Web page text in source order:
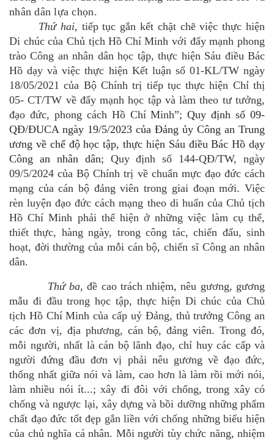
nhân dân lựa chọn.
Thứ hai, tiếp tục gắn kết chặt chẽ việc thực hiện
Di chúc của Chủ tịch Hồ Chí Minh với đẩy mạnh phong
trào Công an nhân dân học tập, thực hiện Sáu điều Bác
Hồ dạy và việc thực hiện Kếtluận số 01-KL/TW ngày
18/05/2021 của Bộ Chính trị tiếp tục thực hiện Chỉ thị
05- CT/TW về đẩy mạnh học tập và làm theo tư tưởng,
đạo đức, phong cách Hồ Chí Minh”; Quy định số 09-
QĐ/ĐUCA ngày 19/5/2023 của Đảng ủy Công an Trung
ương về chế độ học tập, thực hiện Sáu điều Bác Hồ dạy
Công an nhân dân; Quy định số 144-QĐ/TW, ngày
09/5/2024 của Bộ Chính trị về chuẩn mực đạo đức cách
mạng của cán bộ đảng viên trong giai đoạn mới.Việc
rèn luyện đạo đức cách mạng theo di huấn của Chủ tịch
Hồ Chí Minh phải thể hiện ở những việc làm cụ thể,
thiết thực, hàng ngày, trong công tác, chiến đấu, sinh
hoạt, đời thường của mỗi cán bộ, chiến sĩ Công an nhân
dân.
Thứ ba, đề cao trách nhiệm, nêu gương, gương
mẫu đi đầu trong học tập, thực hiện Di chúc của Chủ
tịch Hồ Chí Minh củacấp uỷ Đảng, thủ trưởng Công an
các đơn vị, địa phương, cán bộ, đảng viên.Trong đó,
mỗi người, nhất là cán bộ lãnh đạo, chỉ huy các cấp và
người đứng đầu đơn vị phải nêu gương về đạo đức,
thống nhất giữa nói và làm, cao hơn là làm rồi mới nói,
làm nhiều nói ít...; xây đi đôi với chống, trong xây có
chống và ngược lại, xây dựng và bồi dưỡng những phẩm
chất đạo đức tốt đẹp gắn liền với chống những biểu hiện
của chủ nghĩa cá nhân. Mỗi người tùy chức năng, nhiệm